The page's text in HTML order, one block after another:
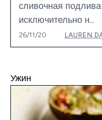
сливочная
исключительно н...
26/11/20 LAUREN
Ужин